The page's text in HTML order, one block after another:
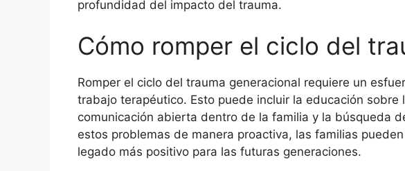
profundidad del impacto del trauma.
Cómo romper el ciclo del
Romper el ciclo del trauma generacional requiere un
trabajo terapéutico. Esto puede incluir la educación sobre
comunicación abierta dentro de la familia y la búsqueda
estos problemas de manera proactiva, las familias
legado más positivo para las futuras generaciones.